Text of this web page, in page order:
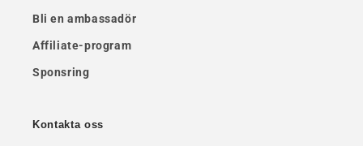
Bli en ambassadör
Affiliate-program
Sponsring
Kontakta oss